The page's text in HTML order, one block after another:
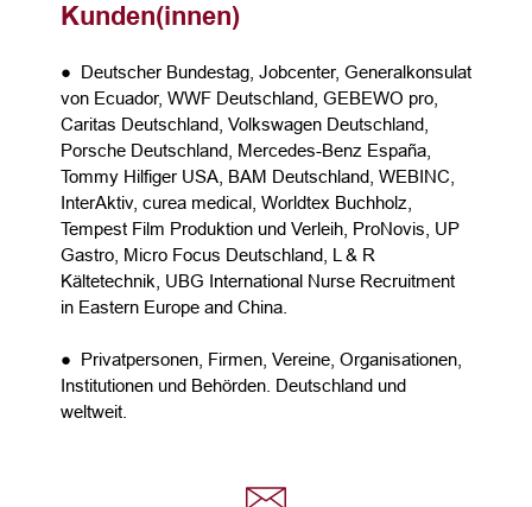
Kunden(innen)
● Deutscher Bundestag, Jobcenter, Generalkonsulat
von Ecuador, WWF Deutschland, GEBEWO pro,
Caritas Deutschland, Volkswagen Deutschland,
Porsche Deutschland, Mercedes-Benz España,
Tommy Hilfiger USA, BAM Deutschland, WEBINC,
InterAktiv, curea medical, Worldtex Buchholz,
Tempest Film Produktion und Verleih, ProNovis, UP
Gastro, Micro Focus Deutschland, L & R
Kältetechnik, UBG International Nurse Recruitment
in Eastern Europe and China.
● Privatpersonen, Firmen, Vereine, Organisationen,
Institutionen und Behörden. Deutschland und
weltweit.